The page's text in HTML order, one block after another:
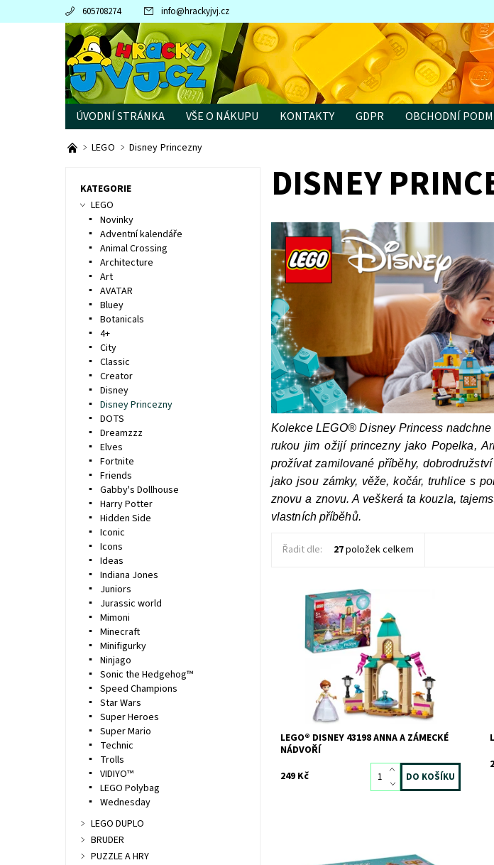
605708274 info@hrackyjvj.cz
ÚVODNÍ STRÁNKA VŠE O NÁKUPU KONTAKTY GDPR OBCHODNÍ
PRODÁVANÉ ZNAČKY
LEGO Disney Princezny
DISNEY
Kolekce LEGO® Disney Princess
rukou jim ožijí princezny jako Popelka,
prožívat zamilované příběhy,
jako jsou zámky, věže, kočár, truhlice s
znovu a znovu. A veškerá ta kouzla,
vlastních příběhů.
Řadit dle: 27položek celkem
Stavebnice pro fanoušky filmu Ledové
království 2 od studia Disney -
sestavitelná hračka s princeznou, která
inspiruje k nápaditému hraní
Skladem2 ks
9597
LEGO
LEGO® DISNEY 43198 ANNA A ZÁMECKÉ
NÁDVOŘÍ
249 Kč
KATEGORIE
LEGO
Novinky
Adventní kalendáře
Animal Crossing
Architecture
Art
AVATAR
Bluey
Botanicals
4+
City
Classic
Creator
Disney
Disney Princezny
DOTS
Dreamzzz
Elves
Fortnite
Friends
Gabby's Dollhouse
Harry Potter
Hidden Side
Iconic
Icons
Ideas
Indiana Jones
Juniors
Jurassic world
Mimoni
Minecraft
Minifigurky
Ninjago
Sonic the Hedgehog™
Speed Champions
Star Wars
Super Heroes
Super Mario
Technic
Trolls
VIDIYO™
LEGO Polybag
Wednesday
LEGO DUPLO
BRUDER
PUZZLE A HRY